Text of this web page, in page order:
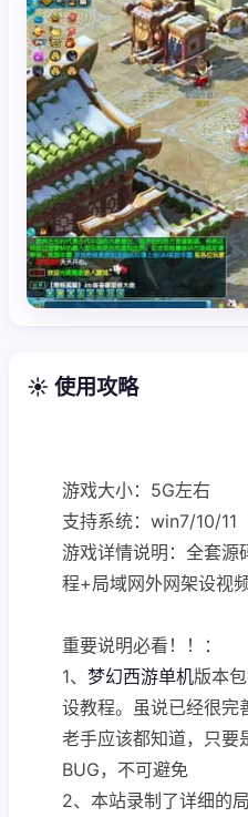
☀️ 使用攻略
游戏大小：5G左右
支持系统：win7/10/
游戏详情说明：全套
程+局域网外网架设视
重要说明必看！！：
1、 梦幻西游单机版本
设教程。虽说已经很完
老手应该都知道，只要
BUG，不可避免
2、本站录制了详细的